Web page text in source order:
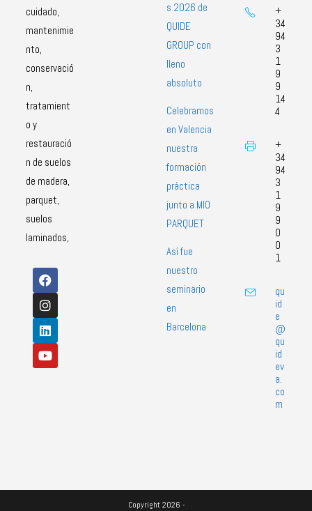
cuidado,
mantenimie
nto,
conservació
n,
tratamient
o y
restauració
n de suelos
de madera,
parquet,
suelos
laminados,
s 2026 de
QUIDE
GROUP con
lleno
absoluto
Celebramos
en Valencia
nuestra
formación
práctica
junto a MIO
PARQUET
Así fue
nuestro
seminario
en
Barcelona
+
34
94
3
1
9
9
14
4
+
34
94
3
1
9
9
0
0
1
qu
id
e
@
qu
id
ev
a.
co
m
Copyright 2026 -